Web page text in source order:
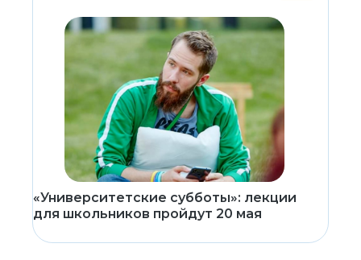
«Университетские субботы»: лекции
для школьников пройдут 20 мая